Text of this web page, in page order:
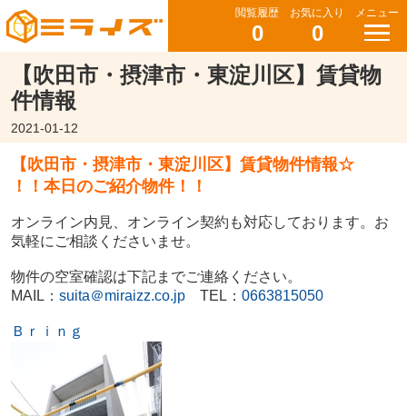
閲覧履歴
0
お気に入り
0
メニュー
【吹田市・摂津市・東淀川区】賃貸物
件情報
2021-01-12
【吹田市・摂津市・東淀川区】賃貸物件情報☆
！！本日のご紹介物件！！
オンライン内見、オンライン契約も対応しております。お
気軽にご相談くださいませ。
物件の空室確認は下記までご連絡ください。
MAIL： suita＠miraizz.co.jpTEL： 0663815050
Ｂｒｉｎｇ